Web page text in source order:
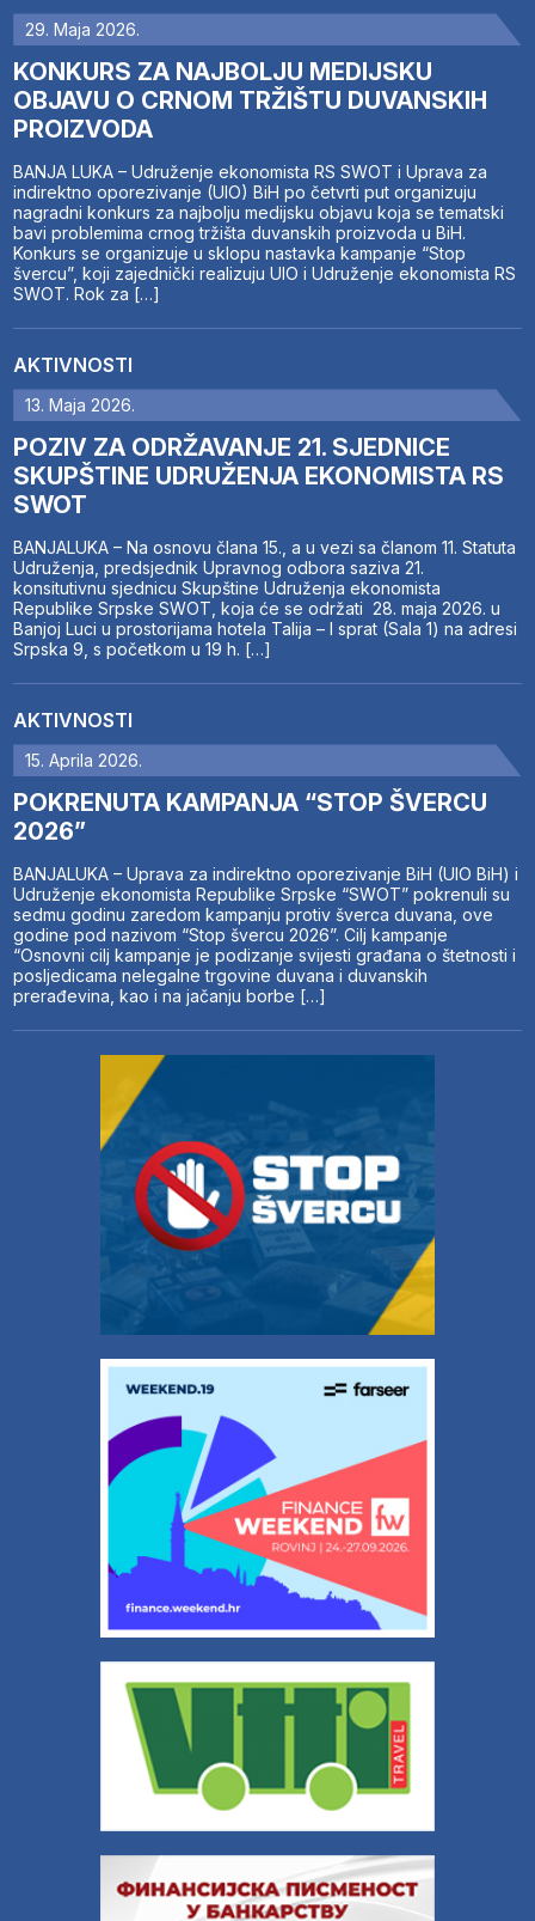
29. Maja 2026.
KONKURS ZA NAJBOLJU MEDIJSKU
OBJAVU O CRNOM TRŽIŠTU DUVANSKIH
PROIZVODA
BANJA LUKA – Udruženje ekonomista RS SWOT i Uprava za
indirektno oporezivanje (UIO) BiH po četvrti put organizuju
nagradni konkurs za najbolju medijsku objavu koja se tematski
bavi problemima crnog tržišta duvanskih proizvoda u BiH.
Konkurs se organizuje u sklopu nastavka kampanje “Stop
švercu”, koji zajednički realizuju UIO i Udruženje ekonomista RS
SWOT. Rok za […]
AKTIVNOSTI
13. Maja 2026.
POZIV ZA ODRŽAVANJE 21. SJEDNICE
SKUPŠTINE UDRUŽENJA EKONOMISTA RS
SWOT
BANJALUKA – Na osnovu člana 15., a u vezi sa članom 11. Statuta
Udruženja, predsjednik Upravnog odbora saziva 21.
konsitutivnu sjednicu Skupštine Udruženja ekonomista
Republike Srpske SWOT, koja će se održati 28. maja 2026. u
Banjoj Luci u prostorijama hotela Talija – I sprat (Sala 1) na adresi
Srpska 9, s početkom u 19 h. […]
AKTIVNOSTI
15. Aprila 2026.
POKRENUTA KAMPANJA “STOP ŠVERCU
2026”
BANJALUKA – Uprava za indirektno oporezivanje BiH (UIO BiH) i
Udruženje ekonomista Republike Srpske “SWOT” pokrenuli su
sedmu godinu zaredom kampanju protiv šverca duvana, ove
godine pod nazivom “Stop švercu 2026”. Cilj kampanje
“Osnovni cilj kampanje je podizanje svijesti građana o štetnosti i
posljedicama nelegalne trgovine duvana i duvanskih
prerađevina, kao i na jačanju borbe […]